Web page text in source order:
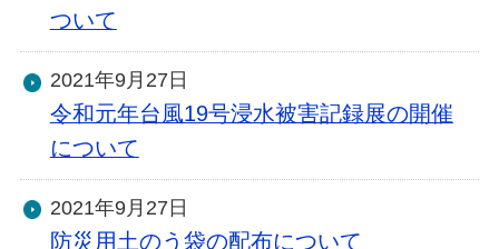
ついて
2021年9月27日
令和元年台風19号浸水被害記録展の開催
について
2021年9月27日
防災用土のう袋の配布について